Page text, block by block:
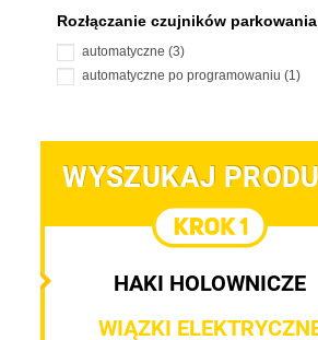
Rozłączanie czujników parkowania
automatyczne (3)
automatyczne po programowaniu (1)
WYSZUKAJ
HAKI HOLOWNICZE
WIĄZKI